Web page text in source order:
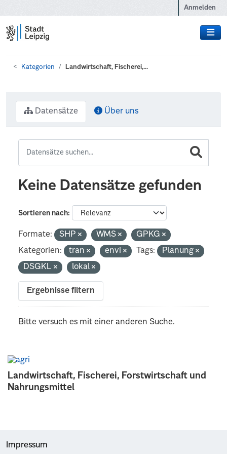
Anmelden
Kategorien Landwirtschaft, Fischerei,...
Landwirtschaft, Fischerei, Forstwirtschaft und
Nahrungsmittel
Datensätze Über uns
Keine Datensätze gefunden
Sortieren nach
Formate: SHP WMS
GPKG
Kategorien:
tran envi Tags:
Planung
DSGKL
lokal
Ergebnisse filtern
Bitte versuch es mit einer anderen Suche.
Impressum